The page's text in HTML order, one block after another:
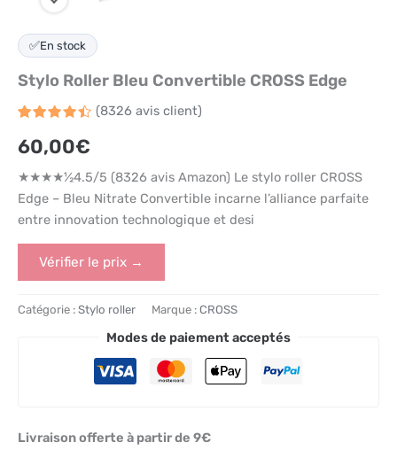
✅En stock
Stylo Roller Bleu Convertible CROSS Edge
sur 5
basé
notations
client
(8326avis client)
60,00€
★★★★½4.5/5 (8326 avis Amazon) Le stylo roller CROSS
Edge – Bleu Nitrate Convertible incarne l’alliance parfaite
entre innovation technologique et desi
Vérifier le prix →
Catégorie : Stylo roller Marque : CROSS
Modes de paiement acceptés
Livraison offerte à partir de 9€